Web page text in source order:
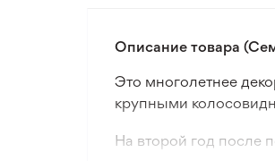
Описание товара
Это многолетнее
крупными
На второй год после